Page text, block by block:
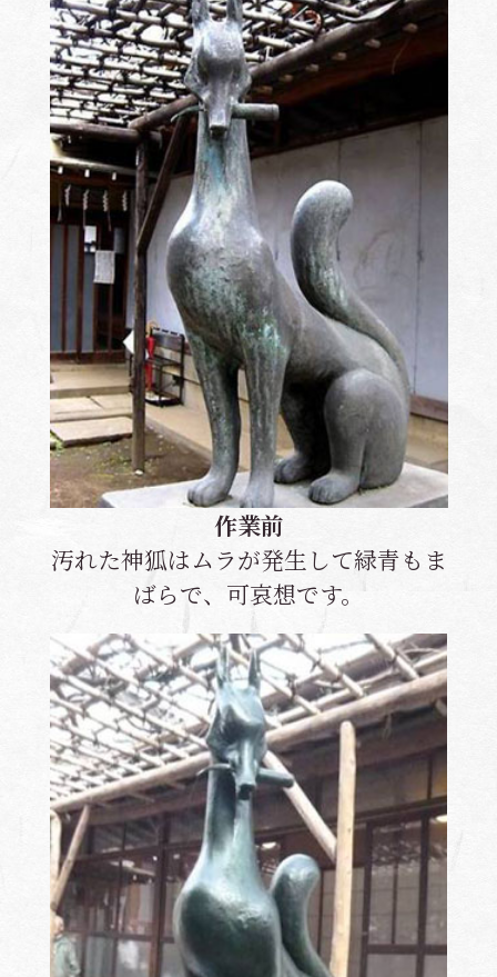
作業前
汚れた神狐はムラが発生して緑青もま
ばらで、可哀想です。